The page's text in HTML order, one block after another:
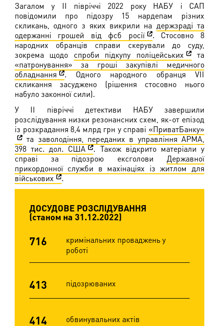
Загалом у ІІ півріччі 2022 року НАБУ і САП
повідомили про підозру 15 нардепам різних
скликань, одного з яких викрили на держзраді та
одержанні грошей від фсб росії
. Стосовно 8
народних обранців справи скерували до суду,
зокрема щодо спроби підкупу поліцейських
та
«патронування» за гроші закупівлі медичного
обладнання
. Одного народного обранця VII
скликання засуджено (рішення стосовно нього
набуло законної сили).
У ІІ півріччі детективи НАБУ завершили
розслідування низки резонансних схем, як-от епізод
із розкрадання 8,4 млрд грн у справі «ПриватБанку»
та заволодіння, переданих в управління АРМА,
398 тис. дол. США
. Також відкрито матеріали у
справі за підозрою ексголови Державної
прикордонної служби в махінаціях із житлом для
військових
.
ДОСУДОВЕ РОЗСЛІДУВАННЯ
(станом на 31.12.2022)
716
кримінальних проваджень у
роботі
413 підозрюваних
414 обвинувальних актів